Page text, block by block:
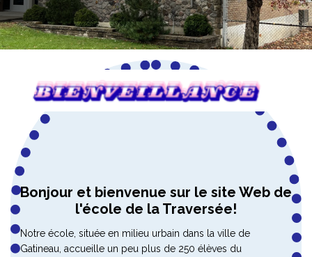
Bonjour et bienvenue sur le site Web de
l'école de la Traversée!
Notre école, située en milieu urbain dans la ville de
Gatineau, accueille un peu plus de 250 élèves du